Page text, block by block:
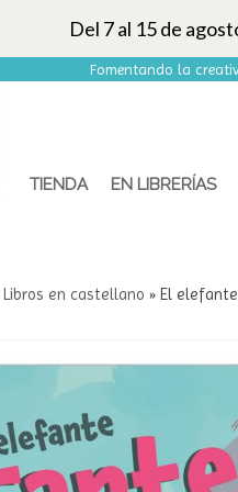
Del 7 al 15 de
Fomentando la
TIENDA EN LIBRERÍAS
Libros en castellano » El